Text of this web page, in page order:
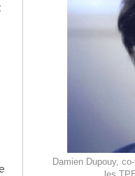
Damien Dupouy,